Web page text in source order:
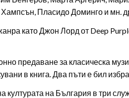
Пласидо Доминго и мн.
като Джон Лорд от Deep
предаване за класическа
в книга. Два пъти е бил
културата на България в три